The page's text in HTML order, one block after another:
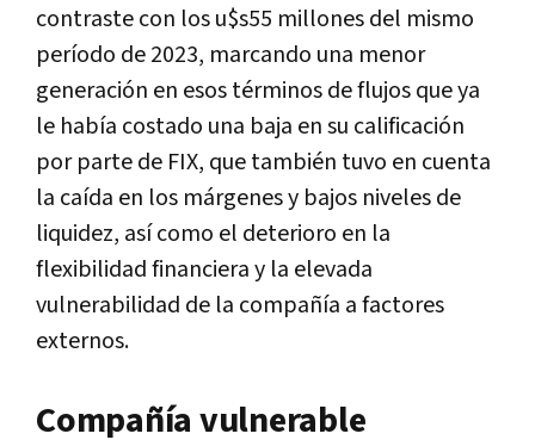
contraste con los u$s55 millones del mismo
período de 2023, marcando una menor
generación en esos términos de flujos que ya
le había costado una baja en su calificación
por parte de FIX, que también tuvo en cuenta
la caída en los márgenes y bajos niveles de
liquidez, así como el deterioro en la
flexibilidad financiera y la elevada
vulnerabilidad de la compañía a factores
externos.
Compañía vulnerable